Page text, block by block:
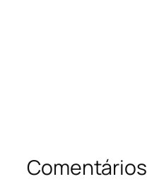
Comentários